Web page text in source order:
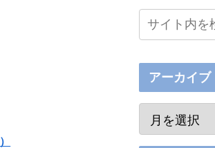
アーカイブ